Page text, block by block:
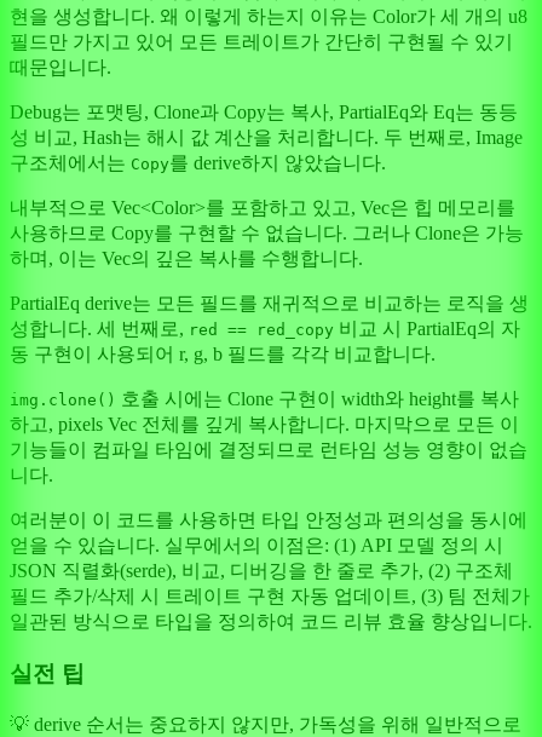
현을 생성합니다. 왜 이렇게 하는지 이유는 Color가 세 개의 u8
필드만 가지고 있어 모든 트레이트가 간단히 구현될 수 있기
때문입니다.
Debug는 포맷팅, Clone과 Copy는 복사, PartialEq와 Eq는 동등
성 비교, Hash는 해시 값 계산을 처리합니다. 두 번째로, Image
구조체에서는 Copy를 derive하지 않았습니다.
내부적으로 Vec<Color>를 포함하고 있고, Vec은 힙 메모리를
사용하므로 Copy를 구현할 수 없습니다. 그러나 Clone은 가능
하며, 이는 Vec의 깊은 복사를 수행합니다.
PartialEq derive는 모든 필드를 재귀적으로 비교하는 로직을 생
성합니다. 세 번째로, red == red_copy 비교 시 PartialEq의 자
동 구현이 사용되어 r, g, b 필드를 각각 비교합니다.
img.clone() 호출 시에는 Clone 구현이 width와 height를 복사
하고, pixels Vec 전체를 깊게 복사합니다. 마지막으로 모든 이
기능들이 컴파일 타임에 결정되므로 런타임 성능 영향이 없습
니다.
여러분이 이 코드를 사용하면 타입 안정성과 편의성을 동시에
얻을 수 있습니다. 실무에서의 이점은: (1) API 모델 정의 시
JSON 직렬화(serde), 비교, 디버깅을 한 줄로 추가, (2) 구조체
필드 추가/삭제 시 트레이트 구현 자동 업데이트, (3) 팀 전체가
일관된 방식으로 타입을 정의하여 코드 리뷰 효율 향상입니다.
실전 팁
💡 derive 순서는 중요하지 않지만, 가독성을 위해 일반적으로